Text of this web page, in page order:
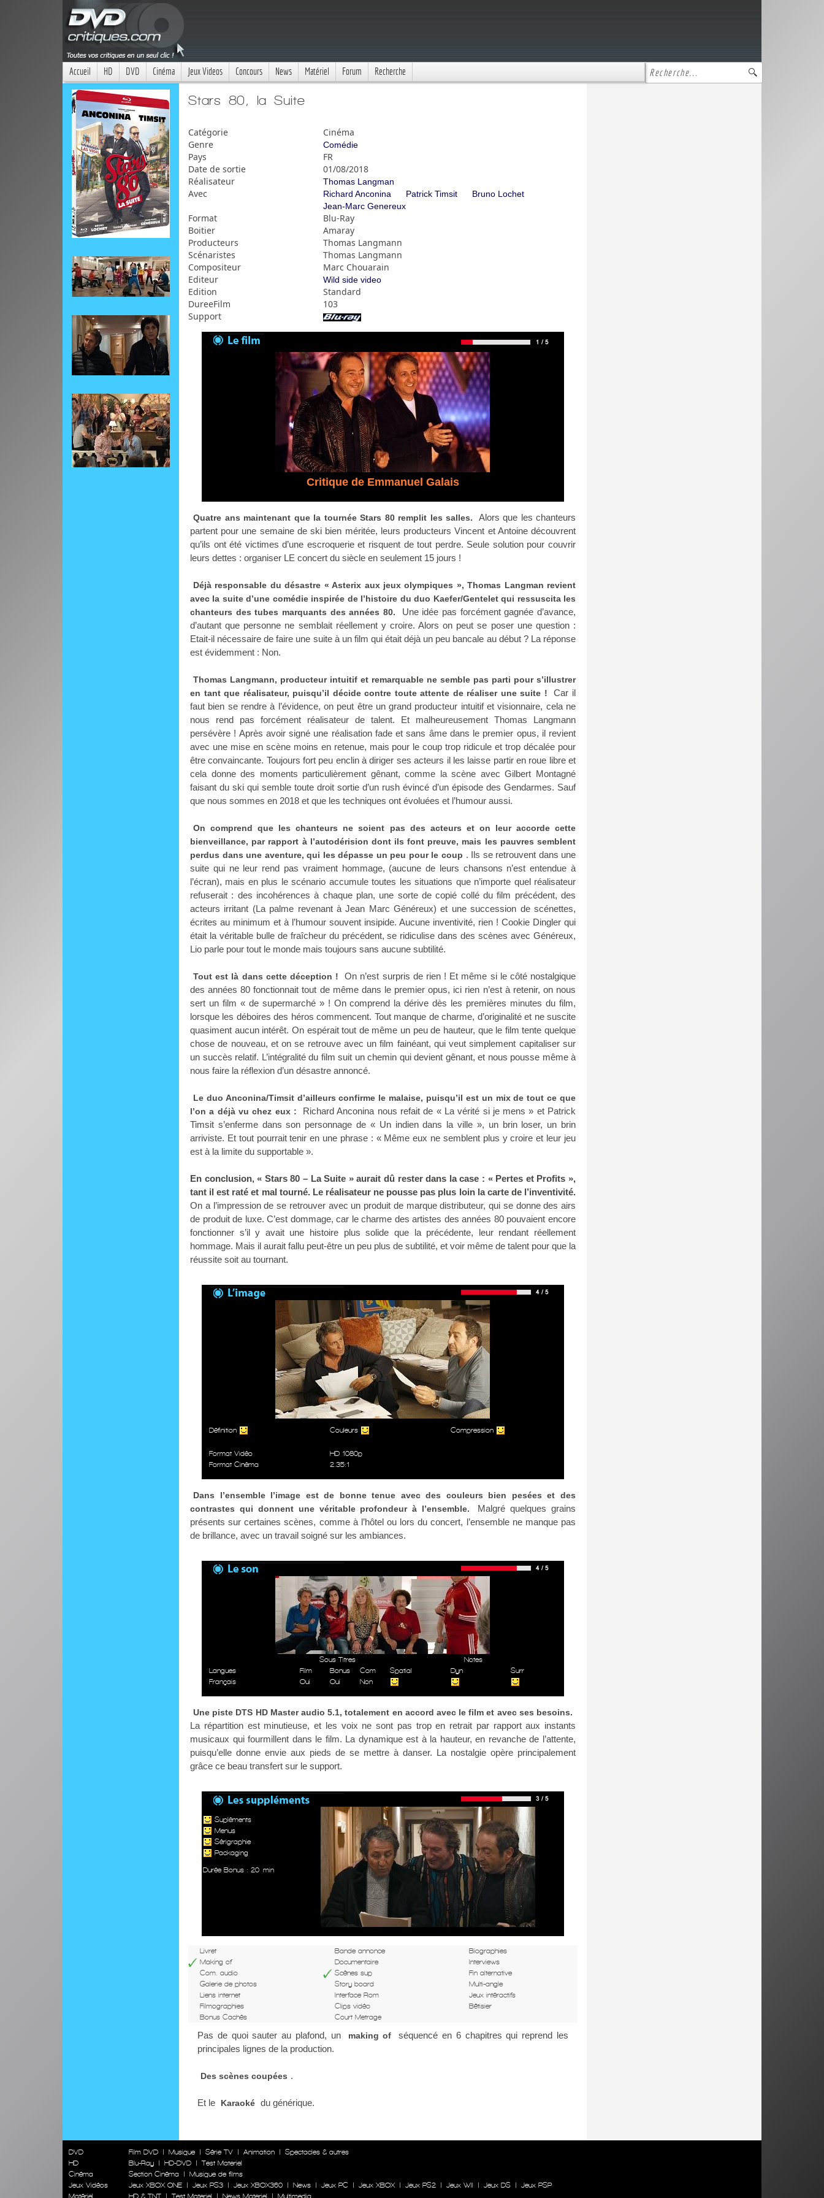
Accueil HD DVD Cinéma Jeux Videos Concours News Matériel Forum Recherche
Stars 80, la Suite
Catégorie
Cinéma
Genre
Comédie
Pays
FR
Date de sortie
01/08/2018
Réalisateur
Thomas Langman
Avec Richard Anconina Patrick Timsit
Bruno Lochet
Jean-Marc Genereux
Format
Blu-Ray
Boitier
Amaray
Producteurs
Thomas Langmann
Scénaristes
Thomas Langmann
Compositeur
Marc Chouarain
Editeur
Wild side video
Edition
Standard
DureeFilm
103
Support
Critique de Emmanuel Galais
Quatre ans maintenant que la tournée Stars 80 remplit les salles.
Alors que les chanteurs
partent pour une semaine de ski bien méritée, leurs producteurs Vincent et Antoine découvrent
qu’ils ont été victimes d’une escroquerie et risquent de tout perdre. Seule solution pour couvrir
leurs dettes : organiser LE concert du siècle en seulement 15 jours !
Déjà responsable du désastre « Asterix aux jeux olympiques », Thomas Langman revient
avec la suite d’une comédie inspirée de l’histoire du duo Kaefer/Gentelet qui ressuscita les
chanteurs des tubes marquants des années 80.
Une idée pas forcément gagnée d’avance,
d’autant que personne ne semblait réellement y croire. Alors on peut se poser une question :
Etait-il nécessaire de faire une suite à un film qui était déjà un peu bancale au début ? La réponse
est évidemment : Non.
Thomas Langmann, producteur intuitif et remarquable ne semble pas parti pour s’illustrer
en tant que réalisateur, puisqu’il décide contre toute attente de réaliser une suite !
Car il
faut bien se rendre à l’évidence, on peut être un grand producteur intuitif et visionnaire, cela ne
nous rend pas forcément réalisateur de talent. Et malheureusement Thomas Langmann
persévère ! Après avoir signé une réalisation fade et sans âme dans le premier opus, il revient
avec une mise en scène moins en retenue, mais pour le coup trop ridicule et trop décalée pour
être convaincante. Toujours fort peu enclin à diriger ses acteurs il les laisse partir en roue libre et
cela donne des moments particulièrement gênant, comme la scène avec Gilbert Montagné
faisant du ski qui semble toute droit sortie d’un rush évincé d’un épisode des Gendarmes. Sauf
que nous sommes en 2018 et que les techniques ont évoluées et l’humour aussi.
On comprend que les chanteurs ne soient pas des acteurs et on leur accorde cette
bienveillance, par rapport à l’autodérision dont ils font preuve, mais les pauvres semblent
perdus dans une aventure, qui les dépasse un peu pour le coup . Ils se retrouvent dans une
suite qui ne leur rend pas vraiment hommage, (aucune de leurs chansons n’est entendue à
l’écran), mais en plus le scénario accumule toutes les situations que n’importe quel réalisateur
refuserait : des incohérences à chaque plan, une sorte de copié collé du film précédent, des
acteurs irritant (La palme revenant à Jean Marc Généreux) et une succession de scénettes,
écrites au minimum et à l’humour souvent insipide. Aucune inventivité, rien ! Cookie Dingler qui
était la véritable bulle de fraîcheur du précédent, se ridiculise dans des scènes avec Généreux,
Lio parle pour tout le monde mais toujours sans aucune subtilité.
Tout est là dans cette déception !
On n’est surpris de rien ! Et même si le côté nostalgique
des années 80 fonctionnait tout de même dans le premier opus, ici rien n’est à retenir, on nous
sert un film « de supermarché » ! On comprend la dérive dès les premières minutes du film,
lorsque les déboires des héros commencent. Tout manque de charme, d’originalité et ne suscite
quasiment aucun intérêt. On espérait tout de même un peu de hauteur, que le film tente quelque
chose de nouveau, et on se retrouve avec un film fainéant, qui veut simplement capitaliser sur
un succès relatif. L’intégralité du film suit un chemin qui devient gênant, et nous pousse même à
nous faire la réflexion d’un désastre annoncé.
Le duo Anconina/Timsit d’ailleurs confirme le malaise, puisqu’il est un mix de tout ce que
l’on a déjà vu chez eux :
Richard Anconina nous refait de « La vérité si je mens » et Patrick
Timsit s’enferme dans son personnage de « Un indien dans la ville », un brin loser, un brin
arriviste. Et tout pourrait tenir en une phrase : « Même eux ne semblent plus y croire et leur jeu
est à la limite du supportable ».
En conclusion, « Stars 80 – La Suite » aurait dû rester dans la case : « Pertes et Profits »,
tant il est raté et mal tourné. Le réalisateur ne pousse pas plus loin la carte de l’inventivité.
On a l’impression de se retrouver avec un produit de marque distributeur, qui se donne des airs
de produit de luxe. C’est dommage, car le charme des artistes des années 80 pouvaient encore
fonctionner s’il y avait une histoire plus solide que la précédente, leur rendant réellement
hommage. Mais il aurait fallu peut-être un peu plus de subtilité, et voir même de talent pour que la
réussite soit au tournant.
Définition Couleurs Compression
Format Vidéo
HD 1080p
Format Cinéma
2.35:1
Dans l’ensemble l’image est de bonne tenue avec des couleurs bien pesées et des
contrastes qui donnent une véritable profondeur à l’ensemble.
Malgré quelques grains
présents sur certaines scènes, comme à l’hôtel ou lors du concert, l’ensemble ne manque pas
de brillance, avec un travail soigné sur les ambiances.
Sous Titres
Notes
Langues
Film Bonus Com Spatial Dyn
Surr
Français
Oui Oui Non
Une piste DTS HD Master audio 5.1, totalement en accord avec le film et avec ses besoins.
La répartition est minutieuse, et les voix ne sont pas trop en retrait par rapport aux instants
musicaux qui fourmillent dans le film. La dynamique est à la hauteur, en revanche de l’attente,
puisqu’elle donne envie aux pieds de se mettre à danser. La nostalgie opère principalement
grâce ce beau transfert sur le support.
Supléments
Menus
Sérigraphie
Packaging
Durée Bonus : 20 min
Livret Bande annonce
Biographies
Making of
Documentaire
Interviews
Com. audio
Scènes sup
Fin alternative
Galerie de photos
Story board
Multi-angle
Liens internet
Interface Rom
Jeux intéractifs
Filmographies
Clips vidéo
Bêtisier
Bonus Cachés
Court Metrage
Pas de quoi sauter au plafond, un making of
séquencé en 6 chapitres qui reprend les
principales lignes de la production.
Des scènes coupées .
Et le Karaoké du générique.
DVD
HD
Cinéma
Jeux Vidéos
Matériel
Film DVD | Musique | Série TV | Animation |
Spectacles & autres
Blu-Ray
| HD-DVD |
Test Materiel
Section Cinéma
|
Musique de films
Jeux XBOX ONE
| Jeux PS3 | Jeux XBOX360 | News | Jeux PC | Jeux XBOX | Jeux PS2 | Jeux WII | Jeux DS |
Jeux PSP
HD & TNT
| Test Materiel | News Materiel | Multimedia